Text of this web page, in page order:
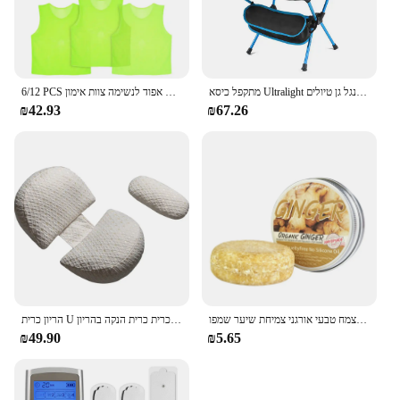
₪42.93 ₪67.26
₪49.90
ג 'ינג' ר שמפו לשיער אנטי שיער אובדן סבון לבן שיער מחשיך שמפו 100% טהור צמח טבעי אורגני צמיחת שיער שמפו
₪5.65